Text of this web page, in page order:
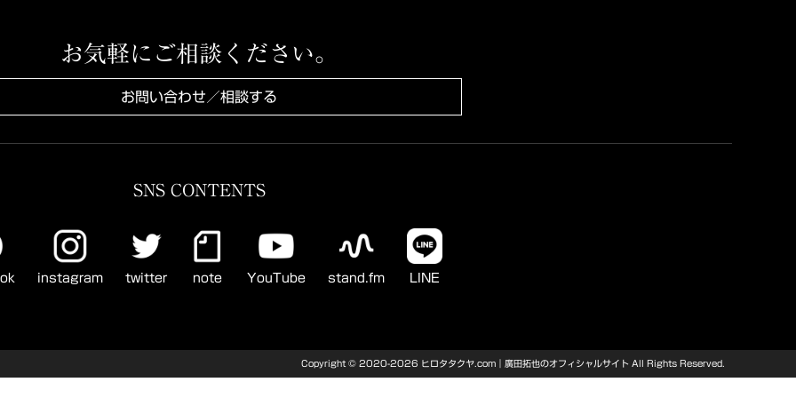
お気軽にご相談ください。
お問い合わせ／相談する
SNS CONTENTS
instagram twitter note YouTube stand.fm LINE
Copyright © 2020-2026 ヒロタタクヤ.com｜廣田拓也のオフィシャルサイト All Rights Reserved.